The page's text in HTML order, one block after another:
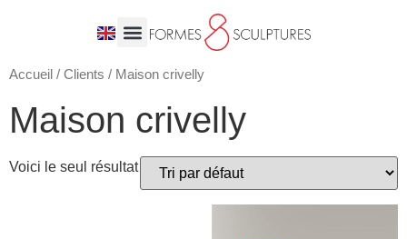
Accueil / Clients / Maison crivelly
Maison crivelly
Voici le seul résultat